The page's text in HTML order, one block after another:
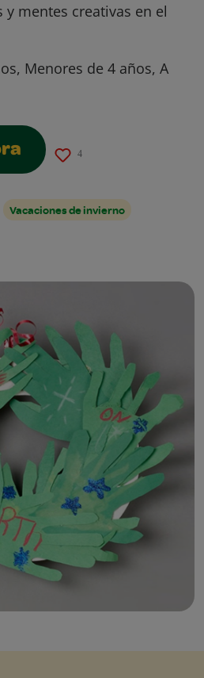
mentes creativas en el
Menores de 4 años, A
4
Vacaciones de invierno